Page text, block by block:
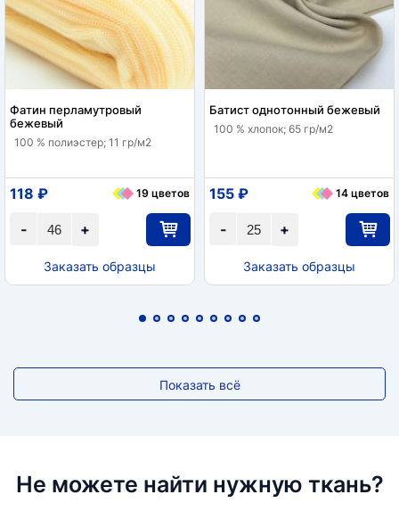
Фатин перламутровый
бежевый
100 % полиэстер; 11 гр/м2
+
-
118 ₽ 19 цветов
Заказать образцы
Батист однотонный бежевый
100 % хлопок; 65 гр/м2
+
-
155 ₽ 14 цветов
Заказать образцы
Показать всё
Не можете найти нужную ткань?